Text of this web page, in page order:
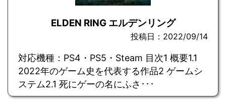
ELDEN RING エルデンリング
投稿日：2022/09/14
対応機種：PS4・PS5・Steam 目次1 概要1.1
2022年のゲーム史を代表する作品2 ゲームシ
ステム2.1 死にゲーの名にふさ･･･